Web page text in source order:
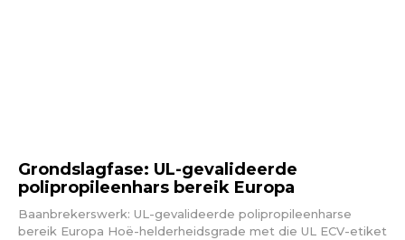
Grondslagfase: UL-gevalideerde
polipropileenhars bereik Europa
Baanbrekerswerk: UL-gevalideerde polipropileenharse
bereik Europa Hoë-helderheidsgrade met die UL ECV-etiket